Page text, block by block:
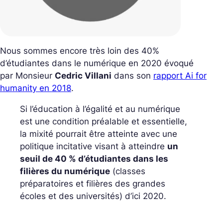
Nous sommes encore très loin des 40%
d’étudiantes dans le numérique en 2020 évoqué
par Monsieur Cedric Villani dans son rapport Ai for
humanity en 2018.
Si l’éducation à l’égalité et au numérique
est une condition préalable et essentielle,
la mixité pourrait être atteinte avec une
politique incitative visant à atteindre un
seuil de 40 % d’étudiantes dans les
filières du numérique (classes
préparatoires et filières des grandes
écoles et des universités) d’ici 2020.